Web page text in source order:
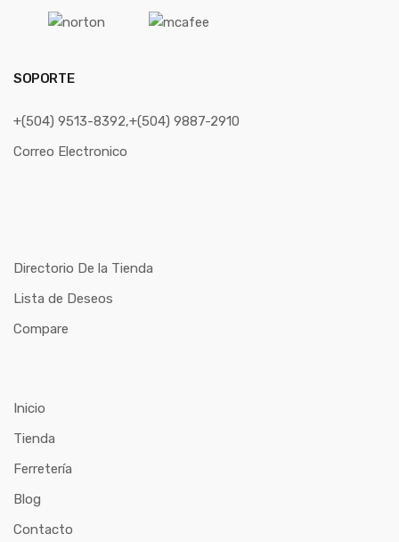
SOPORTE
+(504) 9513-8392,+(504) 9887-2910
Correo Electronico
Directorio De la Tienda
Lista de Deseos
Compare
Inicio
Tienda
Ferretería
Blog
Contacto